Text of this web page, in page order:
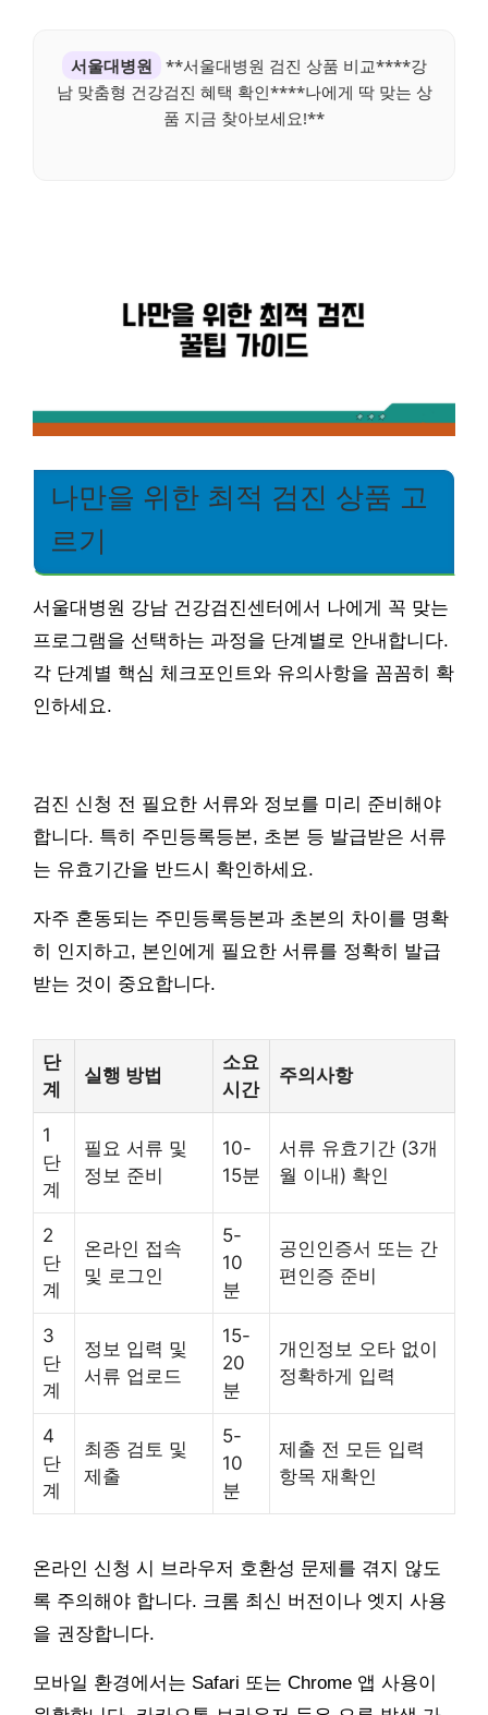
서울대병원
**서울대병원 검진 상품 비교****강
남 맞춤형 건강검진 혜택 확인****나에게 딱 맞는 상
품 지금 찾아보세요!**
나만을 위한 최적 검진 상품 고
르기
서울대병원 강남 건강검진센터에서 나에게 꼭 맞는
프로그램을 선택하는 과정을 단계별로 안내합니다.
각 단계별 핵심 체크포인트와 유의사항을 꼼꼼히 확
인하세요.
검진 신청 전 필요한 서류와 정보를 미리 준비해야
합니다. 특히 주민등록등본, 초본 등 발급받은 서류
는 유효기간을 반드시 확인하세요.
자주 혼동되는 주민등록등본과 초본의 차이를 명확
히 인지하고, 본인에게 필요한 서류를 정확히 발급
받는 것이 중요합니다.
단
계
실행 방법
소요
시간
주의사항
1
단
계
필요 서류 및
정보 준비
10-
15분
서류 유효기간 (3개
월 이내) 확인
2
단
계
온라인 접속
및 로그인
5-
10
분
공인인증서 또는 간
편인증 준비
3
단
계
정보 입력 및
서류 업로드
15-
20
분
개인정보 오타 없이
정확하게 입력
4
단
계
최종 검토 및
제출
5-
10
분
제출 전 모든 입력
항목 재확인
온라인 신청 시 브라우저 호환성 문제를 겪지 않도
록 주의해야 합니다. 크롬 최신 버전이나 엣지 사용
을 권장합니다.
모바일 환경에서는 Safari 또는 Chrome 앱 사용이